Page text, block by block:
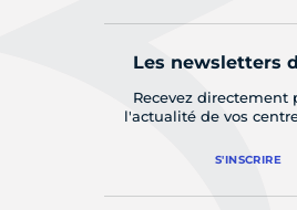
Les newsletters
Recevez directement
l'actualité de vos
S'INSCRIRE